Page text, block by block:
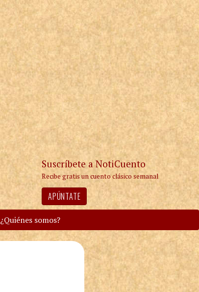
Suscríbete a NotiCuento
Recibe gratis un cuento clásico semanal
APÚNTATE
¿Quiénes somos?